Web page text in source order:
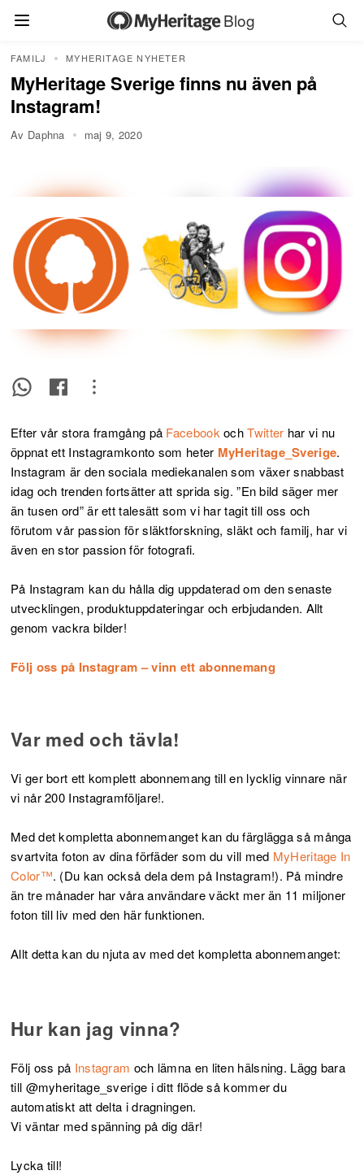
Blog
FAMILJ MYHERITAGE NYHETER
MyHeritage Sverige finns nu även på
Instagram!
Av Daphna maj 9, 2020
Efter vår stora framgång på FacebookochTwitter har vi nu
öppnat ett Instagramkonto som heter MyHeritage_Sverige.
Instagram är den sociala mediekanalen som växer snabbast
idag och trenden fortsätter att sprida sig. ”En bild säger mer
än tusen ord” är ett talesätt som vi har tagit till oss och
förutom vår passion för släktforskning, släkt och familj, har vi
även en stor passion för fotografi.
På Instagram kan du hålla dig uppdaterad om den senaste
utvecklingen, produktuppdateringar och erbjudanden. Allt
genom vackra bilder!
Följ oss på Instagram – vinn ett abonnemang
Var med och tävla!
Vi ger bort ett komplett abonnemang till en lycklig vinnare när
vi når 200 Instagramföljare!.
Med det kompletta abonnemanget kan du färglägga så många
svartvita foton av dina förfäder som du vill med MyHeritage In
Color™. (Du kan också dela dem på Instagram!). På mindre
än tre månader har våra användare väckt mer än 11 miljoner
foton till liv med den här funktionen.
Allt detta kan du njuta av med det kompletta abonnemanget:
Hur kan jag vinna?
Följ oss på Instagram och lämna en liten hälsning. Lägg bara
till @myheritage_sverige i ditt flöde så kommer du
automatiskt att delta i dragningen.
Vi väntar med spänning på dig där!
Lycka till!